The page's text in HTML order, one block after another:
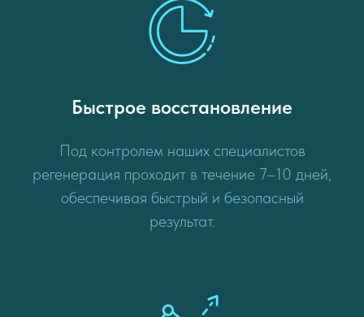
Быстрое восстановление
Под контролем наших специалистов
регенерация проходит в течение 7–10 дней,
обеспечивая быстрый и безопасный
результат.